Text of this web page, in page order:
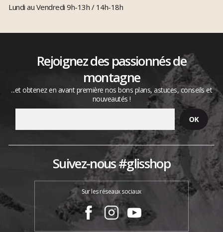
Lundi au Vendredi 9h-13h / 14h-18h
Rejoignez des passionnés de
montagne
...et obtenez en avant première nos bons plans, astuces, conseils et
nouveautés !
Suivez-nous #glisshop
Sur les réseaux sociaux